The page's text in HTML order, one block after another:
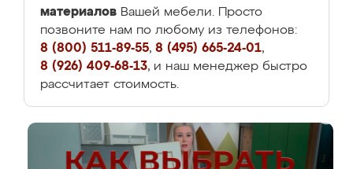
материалов Вашей мебели. Просто
позвоните нам по любому из телефонов:
8 (800) 511-89-55, 8 (495) 665-24-01,
8 (926) 409-68-13, и наш менеджер быстро
рассчитает стоимость.